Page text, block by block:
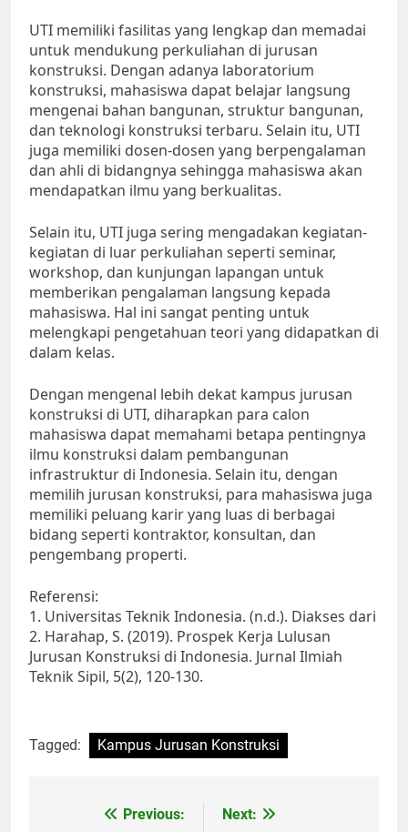
UTI memiliki fasilitas yang lengkap dan memadai
untuk mendukung perkuliahan di jurusan
konstruksi. Dengan adanya laboratorium
konstruksi, mahasiswa dapat belajar langsung
mengenai bahan bangunan, struktur bangunan,
dan teknologi konstruksi terbaru. Selain itu, UTI
juga memiliki dosen-dosen yang berpengalaman
dan ahli di bidangnya sehingga mahasiswa akan
mendapatkan ilmu yang berkualitas.
Selain itu, UTI juga sering mengadakan kegiatan-
kegiatan di luar perkuliahan seperti seminar,
workshop, dan kunjungan lapangan untuk
memberikan pengalaman langsung kepada
mahasiswa. Hal ini sangat penting untuk
melengkapi pengetahuan teori yang didapatkan di
dalam kelas.
Dengan mengenal lebih dekat kampus jurusan
konstruksi di UTI, diharapkan para calon
mahasiswa dapat memahami betapa pentingnya
ilmu konstruksi dalam pembangunan
infrastruktur di Indonesia. Selain itu, dengan
memilih jurusan konstruksi, para mahasiswa juga
memiliki peluang karir yang luas di berbagai
bidang seperti kontraktor, konsultan, dan
pengembang properti.
Referensi:
1. Universitas Teknik Indonesia. (n.d.). Diakses dari
2. Harahap, S. (2019). Prospek Kerja Lulusan
Jurusan Konstruksi di Indonesia. Jurnal Ilmiah
Teknik Sipil, 5(2), 120-130.
Tagged: Kampus Jurusan Konstruksi
Previous: Next: